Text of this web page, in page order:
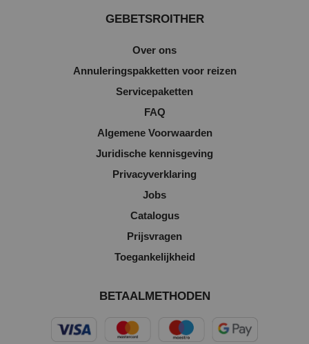
GEBETSROITHER
Over ons
Annuleringspakketten voor reizen
Servicepaketten
FAQ
Algemene Voorwaarden
Juridische kennisgeving
Privacyverklaring
Jobs
Catalogus
Prijsvragen
Toegankelijkheid
BETAALMETHODEN